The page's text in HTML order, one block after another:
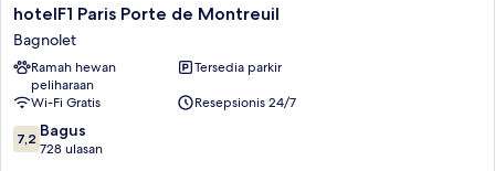
hotelF1
Paris
Porte
de
Montreuil
Bagnolet
hotelF1 Paris Porte de Montreuil
Bagnolet
Ramah hewan
peliharaan
Tersedia parkir
Wi-Fi Gratis
Resepsionis 24/7
7.2
dari
7,2 Bagus
728 ulasan